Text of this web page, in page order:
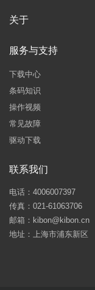
关于
服务与支持
下载中心
条码知识
操作视频
常见故障
驱动下载
联系我们
电话：4006007397
传真：021-61063706
邮箱：kibon@kibon.cn
地址：上海市浦东新区